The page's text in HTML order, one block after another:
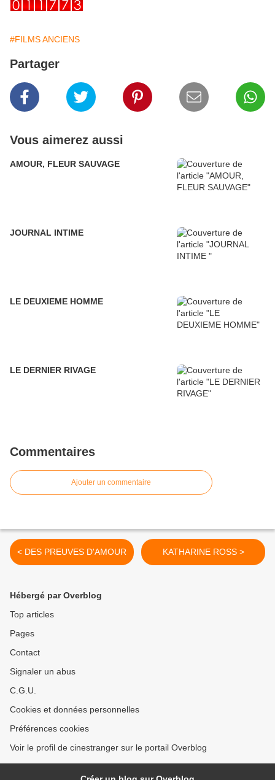
#FILMS ANCIENS
Partager
Vous aimerez aussi
AMOUR, FLEUR SAUVAGE
JOURNAL INTIME
LE DEUXIEME HOMME
LE DERNIER RIVAGE
Commentaires
Ajouter un commentaire
< DES PREUVES D'AMOUR KATHARINE ROSS >
Hébergé par Overblog
Top articles
Pages
Contact
Signaler un abus
C.G.U.
Cookies et données personnelles
Préférences cookies
Voir le profil de cinestranger sur le portail Overblog